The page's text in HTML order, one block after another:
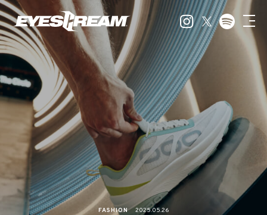
FASHION 2025.05.26